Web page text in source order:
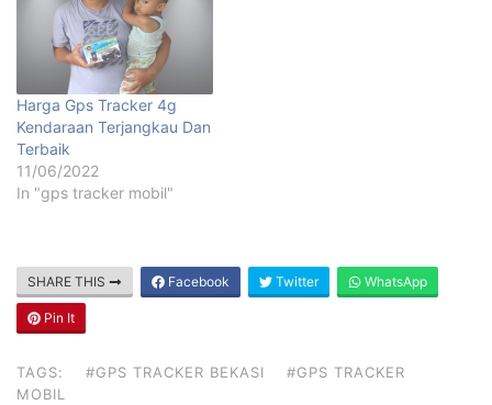
Harga Gps Tracker 4g
Kendaraan Terjangkau Dan
Terbaik
11/06/2022
In "gps tracker mobil"
SHARE THIS Facebook Twitter WhatsApp
Pin It
TAGS: #GPS TRACKER BEKASI
#GPS TRACKER
MOBIL